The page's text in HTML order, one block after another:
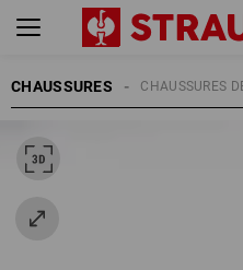
CHAUSSURES CHAUSSURES